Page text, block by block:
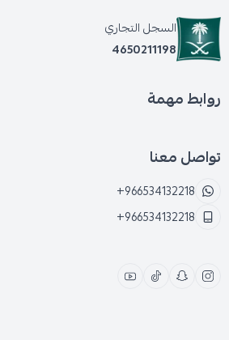
السجل التجاري
4650211198
روابط مهمة
تواصل معنا
+966534132218
+966534132218